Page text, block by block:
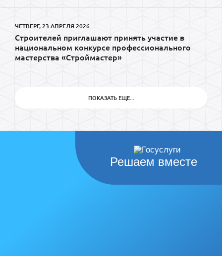
ЧЕТВЕРГ, 23 АПРЕЛЯ 2026
Строителей приглашают принять участие в
национальном конкурсе профессионального
мастерства «Строймастер»
ПОКАЗАТЬ ЕЩЕ...
Решаем вместе